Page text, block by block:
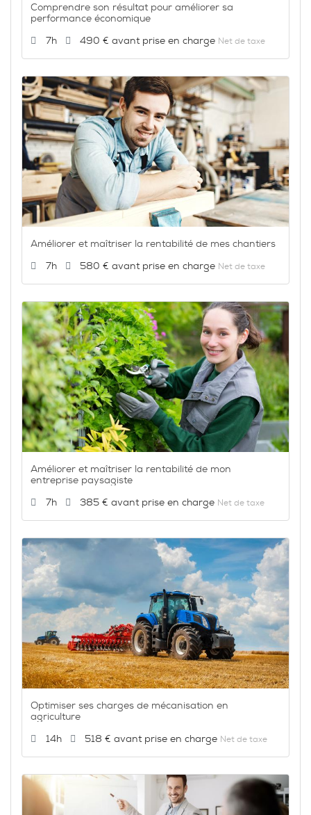
Comprendre son résultat pour améliorer sa
performance économique
Durée :
7h Prix :
490 € Net de taxe
Améliorer et maîtriser la rentabilité de mes chantiers
Durée :
7h Prix :
580 € Net de taxe
Améliorer et maîtriser la rentabilité de mon
entreprise paysagiste
Durée :
7h Prix :
385 € Net de taxe
Optimiser ses charges de mécanisation en
agriculture
Durée :
14h Prix :
518 € Net de taxe